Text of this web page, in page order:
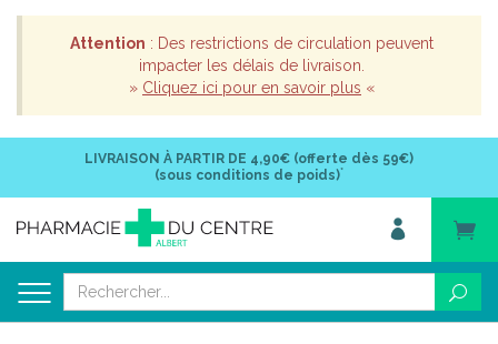
Attention : Des restrictions de circulation peuvent
impacter les délais de livraison.
» Cliquez ici pour en savoir plus «
LIVRAISON À PARTIR DE 4,90€ (offerte dès 59€)
(sous conditions de poids)*